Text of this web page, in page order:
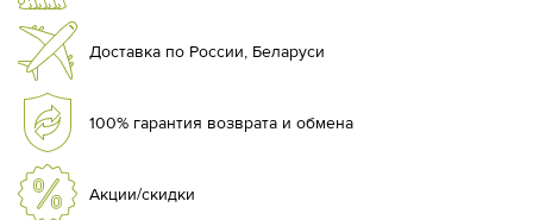
Доставка по России, Беларуси
100% гарантия возврата и обмена
Акции/скидки